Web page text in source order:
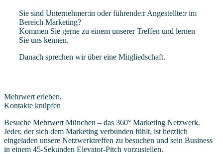
Sie sind Unternehmer:in oder führende:r Angestellte:r im
Bereich Marketing?
Kom­men Sie ger­ne zu einem unse­rer Tref­fen und ler­nen
Sie uns kennen.
Danach spre­chen wir über eine Mitgliedschaft.
Mehrwert erleben,
Kontakte knüpfen
Besuche Mehrwert München – das 360° Marketing Netzwerk.
Jeder, der sich dem Marketing verbunden fühlt, ist herzlich
eingeladen unsere Netzwerktreffen zu besuchen und sein Business
in einem 45-Sekunden Elevator-Pitch vorzustellen.